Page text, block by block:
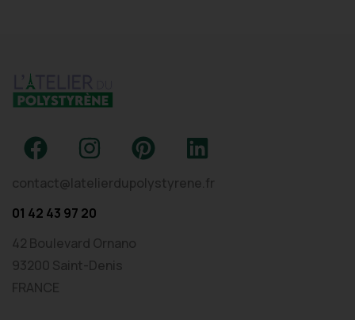
contact@latelierdupolystyrene.fr
01 42 43 97 20
42 Boulevard Ornano
93200 Saint-Denis
FRANCE